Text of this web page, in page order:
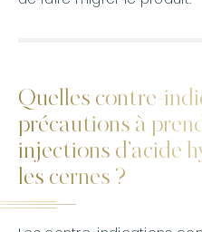
Quelles contre-
précautions à
injections d’acide
les cernes ?